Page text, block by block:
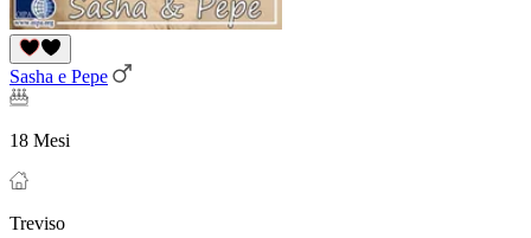
Sasha e Pepe
18 Mesi
Treviso